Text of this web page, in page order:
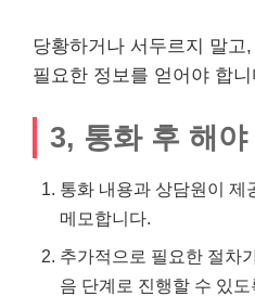
당황하거나 서두르지 말
필요한 정보를 얻어야 합니
3, 통화 후 해야
통화 내용과 상담원이 제
메모합니다.
추가적으로 필요한 절차
음 단계로 진행할 수 있도